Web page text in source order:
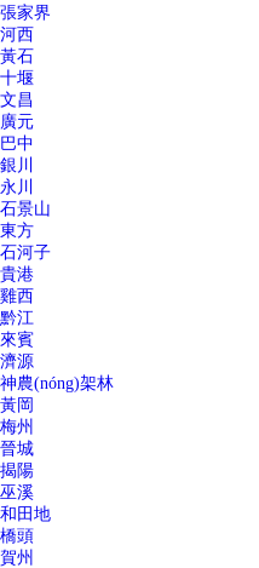
張家界
河西
黃石
十堰
文昌
廣元
巴中
銀川
永川
石景山
東方
石河子
貴港
雞西
黔江
來賓
濟源
神農(nóng)架林
黃岡
梅州
晉城
揭陽
巫溪
和田地
橋頭
賀州